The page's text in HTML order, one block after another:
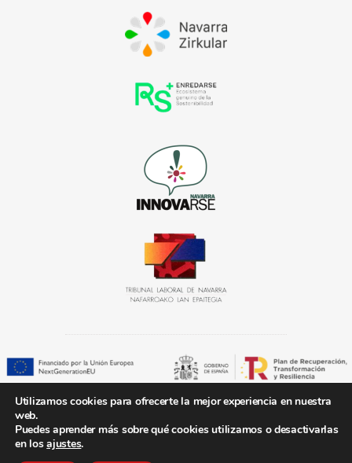
«Solución subvencionada con el kit digital» Plan de Recuperación, Transformación y
Resiliencia, España Digital 2025, y Plan de Digitalización de Pymes 2021-2025 de
los fondos Next Generation de la UE.
Utilizamos cookies para ofrecerte la mejor experiencia en nuestra
web.
Puedes aprender más sobre qué cookies utilizamos o desactivarlas
en losajustes.